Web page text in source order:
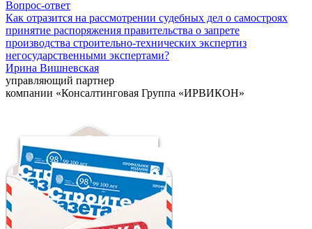
Вопрос-ответ
Как отразится на рассмотрении судебных дел о самостроях
принятие распоряжения правительства о запрете
производства строительно-технических экспертиз
негосударственными экспертами?
Ирина Вишневская
управляющий партнер
компании «Консалтинговая Группа «ИРВИКОН»